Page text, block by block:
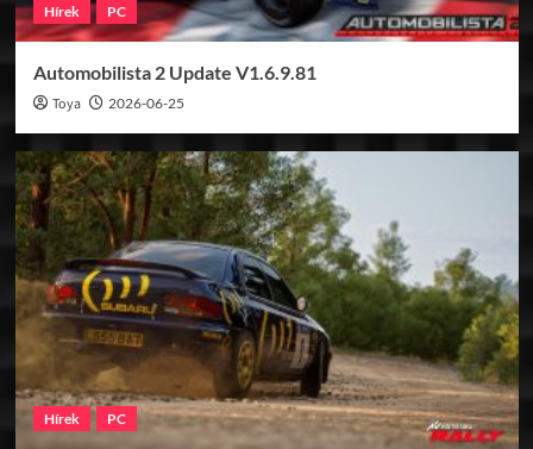
Hírek PC
Automobilista 2 Update V1.6.9.81
Toya 2026-06-25
Hírek PC